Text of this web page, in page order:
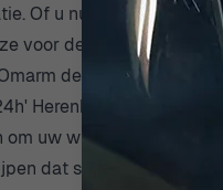
Of u nu uw dag
voor de discerning
de reis van de tijd
Herenhorloge bij Ormoda
om uw winkelervaring
dat soms een kleine